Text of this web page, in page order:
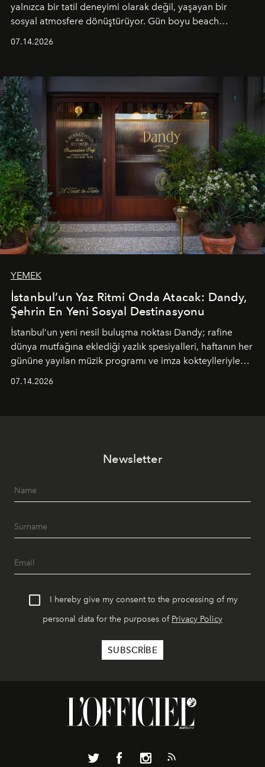
yalnızca bir tatil deneyimi olarak değil, yaşayan bir
sosyal atmosfere dönüştürüyor. Gün boyu beach
tematik gastronomi geceleri misafirlerle buluşuyor.
Paylaşıma, lezzete ve müziğe odaklanan bu özel
akşamlar, YAZ’ın sade lüks anlayışını gün batımından
geceye taşıyarak her hafta farklı bir deneyim sunuyor.
07.14.2026
YEMEK
İstanbul’un Yaz Ritmi Onda Atacak: Dandy,
Şehrin En Yeni Sosyal Destinasyonu
İstanbul’un yeni nesil buluşma noktası Dandy; rafine
dünya mutfağına eklediği yazlık spesiyalleri, haftanın her
gününe yayılan müzik programı ve imza kokteylleriyle
07.14.2026
Newsletter
I hereby give my consent to the processing of my
personal data for the purposes of Privacy Policy